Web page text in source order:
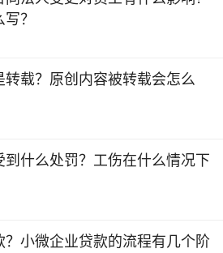
？
载？原创内容被转载会怎么
到什么处罚？工伤在什么情况下
？小微企业贷款的流程有几个阶